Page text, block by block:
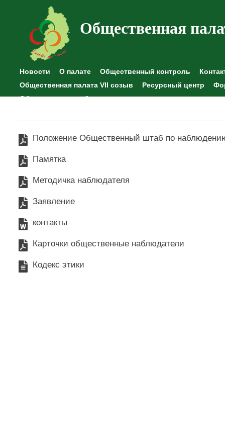
Общественная
Новости О палате Общественный контроль
Общественная палата VII созыв
Ресурсный центр
Общественные наблюдения
Положение Общественный штаб по
Памятка
Методичка наблюдателя
Заявление
контакты
Карточки общественные наблюдатели
Кодекс этики